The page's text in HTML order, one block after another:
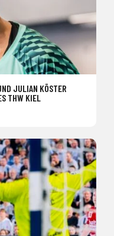
JULIAN KÖSTER
THW KIEL